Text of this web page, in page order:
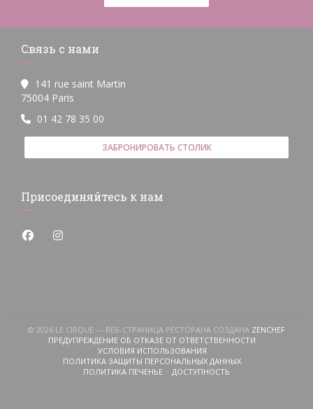
Связь с нами
141 rue saint Martin
75004 Paris
01 42 78 35 00
ЗАБРОНИРОВАТЬ СТОЛИК
Присоединяйтесь к нам
Facebook ((открывается в новом окне))
Instagram ((открывается в новом окне))
© 2026 LE CIRQUE — ВЕБ-СТРАНИЦА РЕСТОРАНА СОЗДАНА ZENCHEF
ПРЕДУПРЕЖДЕНИЕ ОБ ОТКАЗЕ ОТ ОТВЕТСТВЕННОСТИ
((ОТКРЫВАЕТСЯ В НОВОМ ОКНЕ))
УСЛОВИЯ ИСПОЛЬЗОВАНИЯ((ОТКРЫВАЕТСЯ В НОВОМ ОКНЕ))
ПОЛИТИКА ЗАЩИТЫ ПЕРСОНАЛЬНЫХ ДАННЫХ
((ОТКРЫВАЕТСЯ В НОВОМ ОКНЕ))
ПОЛИТИКА ПЕЧЕНЬЕ((ОТКРЫВАЕТСЯ В НОВОМ ОКНЕ))
ДОСТУПНОСТЬ((ОТКРЫВАЕТСЯ В НОВОМ